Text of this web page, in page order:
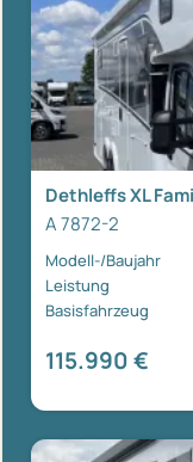
Dethleffs XL
A 7872-2
Modell-/Baujahr
Leistung
Basisfahrzeug
115.990 €